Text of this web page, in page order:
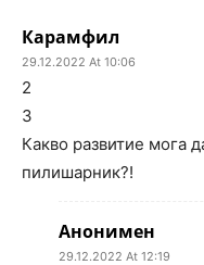
Карамфил
29.12.2022 At 10:06
2
3
Какво развитие мога
пилишарник?!
Анонимен
29.12.2022 At 12:19